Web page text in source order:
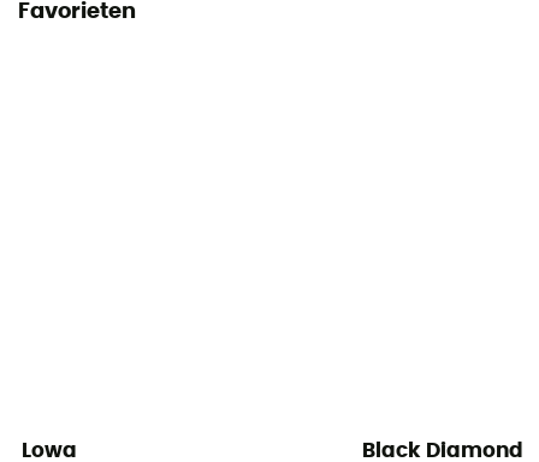
Favorieten
Lowa Black Diamond